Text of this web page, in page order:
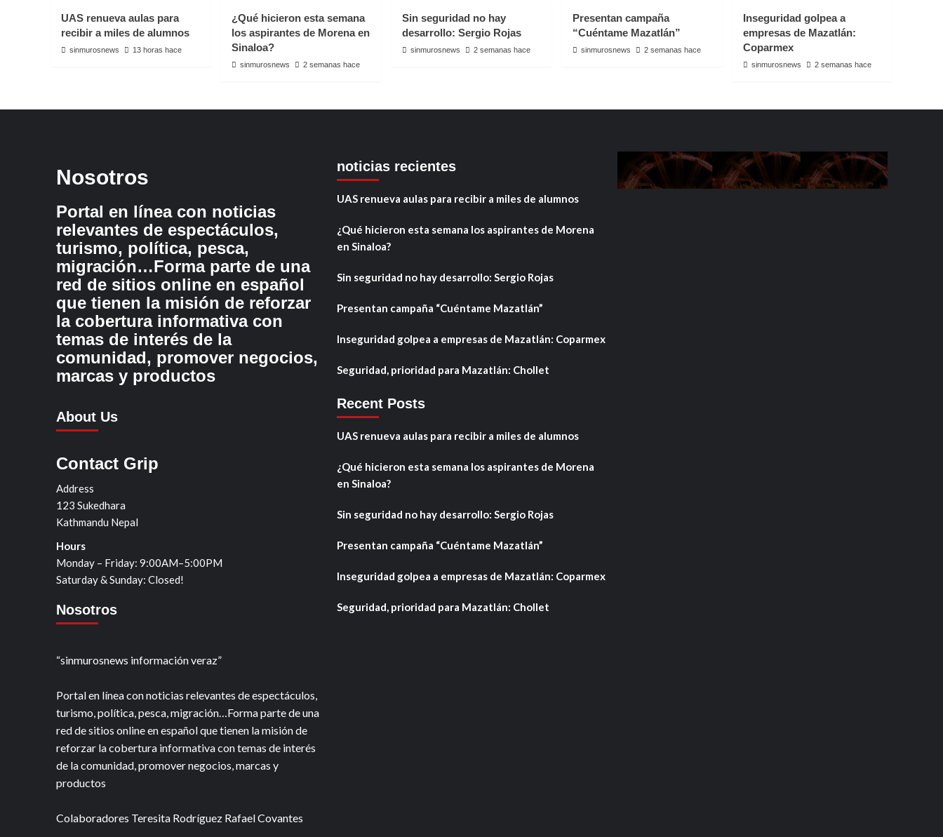
UAS renueva aulas para
recibir a miles de alumnos
sinmurosnews 13 horas hace
¿Qué hicieron esta semana
los aspirantes de Morena en
Sinaloa?
sinmurosnews 2 semanas hace
Sin seguridad no hay
desarrollo: Sergio Rojas
sinmurosnews 2 semanas hace
Presentan campaña
“Cuéntame Mazatlán”
sinmurosnews 2 semanas hace
Inseguridad golpea a
empresas de Mazatlán:
Coparmex
sinmurosnews 2 semanas hace
Nosotros
Portal en línea con noticias
relevantes de espectáculos,
turismo, política, pesca,
migración…Forma parte de una
red de sitios online en español
que tienen la misión de reforzar
la cobertura informativa con
temas de interés de la
comunidad, promover negocios,
marcas y productos
About Us
Contact Grip
Address
123 Sukedhara
Kathmandu Nepal
Hours
Monday – Friday: 9:00AM–5:00PM
Saturday & Sunday: Closed!
Nosotros
“sinmurosnews información veraz”
Portal en línea con noticias relevantes de espectáculos,
turismo, política, pesca, migración…Forma parte de una
red de sitios online en español que tienen la misión de
reforzar la cobertura informativa con temas de interés
de la comunidad, promover negocios, marcas y
productos
Colaboradores Teresita Rodríguez Rafael Covantes
noticias recientes
UAS renueva aulas para recibir a miles de alumnos
¿Qué hicieron esta semana los aspirantes de Morena
en Sinaloa?
Sin seguridad no hay desarrollo: Sergio Rojas
Presentan campaña “Cuéntame Mazatlán”
Inseguridad golpea a empresas de Mazatlán: Coparmex
Seguridad, prioridad para Mazatlán: Chollet
Recent Posts
UAS renueva aulas para recibir a miles de alumnos
¿Qué hicieron esta semana los aspirantes de Morena
en Sinaloa?
Sin seguridad no hay desarrollo: Sergio Rojas
Presentan campaña “Cuéntame Mazatlán”
Inseguridad golpea a empresas de Mazatlán: Coparmex
Seguridad, prioridad para Mazatlán: Chollet